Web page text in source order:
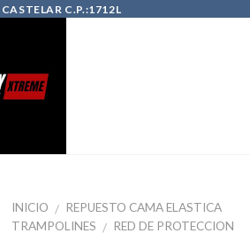
C.P.:1712L
INICIO / REPUESTO CAMA ELASTICA
TRAMPOLINES / RED DE PROTECCION